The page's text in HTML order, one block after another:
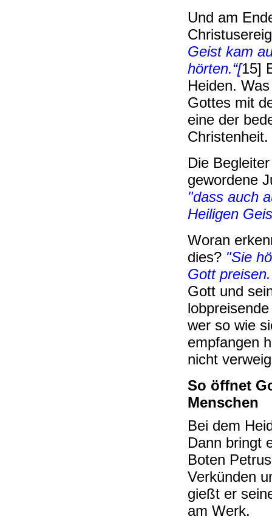
Und am
Geist kam
hörten.“[15]
Heiden.
Gottes mit
eine der
Christenheit.
Die
gewordene
"dass auch
Heiligen
Woran
dies? "Sie
Gott
Gott und
wer so wie
empfangen
nicht
So öffnet
Menschen
Bei dem
Dann bringt
Boten
Verkünden
gießt er
am Werk.